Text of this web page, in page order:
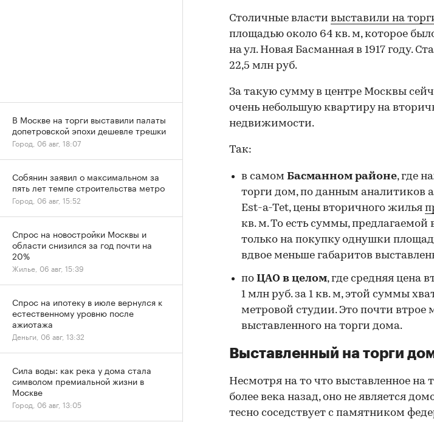
Столичные власти выставили на
площадью около 64 кв. м, которое
на ул. Новая Басманная в 1917 году.
22,5 млн руб.
За такую сумму в центре Москвы
очень небольшую квартиру на
недвижимости.
Так:
00:00 00:00
в самом Басманном районе, где
торги дом, по данным аналитиков
Est-a-Tet, цены вторичного жилья
кв. м. То есть суммы, предлагаемой
только на покупку однушки
вдвое меньше габаритов
по ЦАО в целом, где средняя цена
1 млн руб. за 1 кв. м, этой суммы
метровой студии. Это почти втрое
выставленного на торги дома.
Выставленный на торги
Несмотря на то что выставленное на
более века назад, оно не является
тесно соседствует с памятником
В Москве на торги выставили палаты
допетровской эпохи дешевле трешки
Город, 06 авг, 18:07
Собянин заявил о максимальном за
пять лет темпе строительства метро
Город, 06 авг, 15:52
Спрос на новостройки Москвы и
области снизился за год почти на
20%
Жилье, 06 авг, 15:39
Спрос на ипотеку в июле вернулся к
естественному уровню после
ажиотажа
Деньги, 06 авг, 13:32
Сила воды: как река у дома стала
символом премиальной жизни в
Москве
Город, 06 авг, 13:05